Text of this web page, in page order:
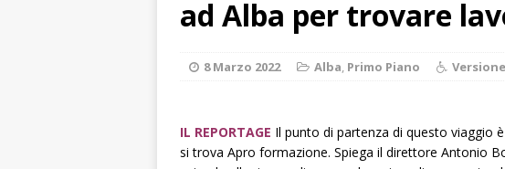
[ 8 Agosto 2026 ] Modifiche alla
[ 8 Agosto 2026 ] ITINERARI /
[ 8 Agosto 2026 ] Cuneo, stretta
degrado
CRONACA
ad Alba per trovare
8 Marzo 2022 Alba, Primo Piano
IL REPORTAGE Il punto di partenza di questo viaggio
si trova Apro formazione. Spiega il direttore Antonio